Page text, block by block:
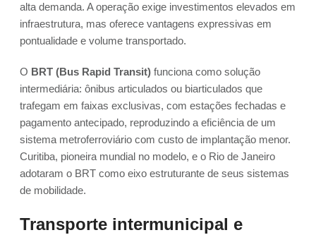
alta demanda. A operação exige investimentos elevados em
infraestrutura, mas oferece vantagens expressivas em
pontualidade e volume transportado.
O BRT (Bus Rapid Transit) funciona como solução
intermediária: ônibus articulados ou biarticulados que
trafegam em faixas exclusivas, com estações fechadas e
pagamento antecipado, reproduzindo a eficiência de um
sistema metroferroviário com custo de implantação menor.
Curitiba, pioneira mundial no modelo, e o Rio de Janeiro
adotaram o BRT como eixo estruturante de seus sistemas
de mobilidade.
Transporte intermunicipal e